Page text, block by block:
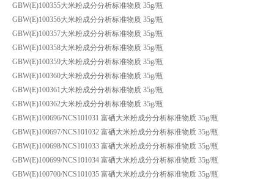
GBW(E)100355大米粉成分分析标准物质 35g/瓶
GBW(E)100356大米粉成分分析标准物质 35g/瓶
GBW(E)100357大米粉成分分析标准物质 35g/瓶
GBW(E)100358大米粉成分分析标准物质 35g/瓶
GBW(E)100359大米粉成分分析标准物质 35g/瓶
GBW(E)100360大米粉成分分析标准物质 35g/瓶
GBW(E)100361大米粉成分分析标准物质 35g/瓶
GBW(E)100362大米粉成分分析标准物质 35g/瓶
GBW(E)100696/NCS101031 富硒大米粉成分分析标准物质 35g/瓶
GBW(E)100697/NCS101032 富硒大米粉成分分析标准物质 35g/瓶
GBW(E)100698/NCS101033 富硒大米粉成分分析标准物质 35g/瓶
GBW(E)100699/NCS101034 富硒大米粉成分分析标准物质 35g/瓶
GBW(E)100700/NCS101035 富硒大米粉成分分析标准物质 35g/瓶